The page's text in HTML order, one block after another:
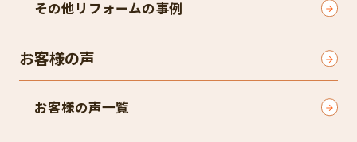
その他リフォームの事例
お客様の声
お客様の声一覧